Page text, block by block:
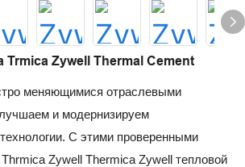
Trmica Zywell Thermal Cement
меняющимися отраслевыми
и модернизируем
С этими проверенными
Zywell Thermica Zywell тепловой